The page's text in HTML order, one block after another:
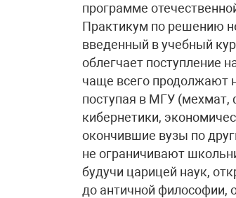
программе
Практикум по решению
введенный в учебный
облегчает поступление
чаще всего продолжают
поступая в МГУ (мехмат,
кибернетики,
окончившие вузы по
не ограничивают
будучи царицей наук,
до античной философии,